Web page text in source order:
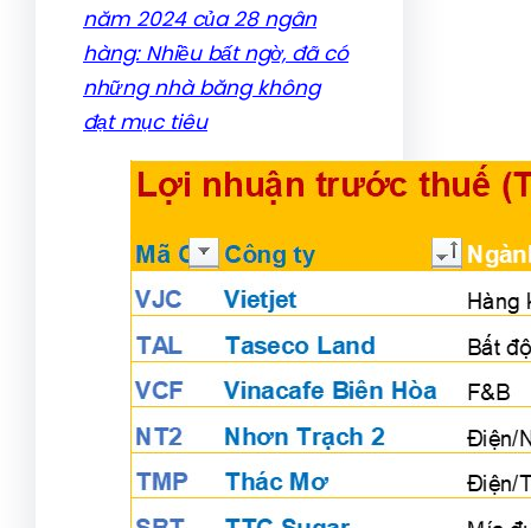
năm 2024 của 28 ngân
hàng: Nhiều bất ngờ, đã có
những nhà băng không
đạt mục tiêu